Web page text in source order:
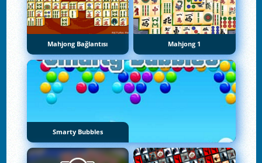
Mahjong Bağlantısı Mahjong 1
Smarty Bubbles